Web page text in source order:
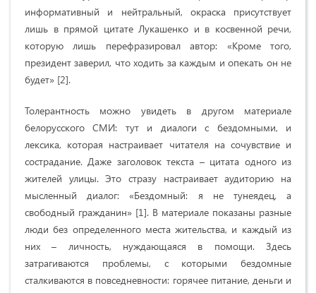
информативный и нейтральный, окраска присутствует
лишь в прямой цитате Лукашенко и в косвенной речи,
которую лишь перефразировал автор: «Кроме того,
президент заверил, что ходить за каждым и опекать он не
будет» [2].
Толерантность можно увидеть в другом материале
белорусского СМИ: тут и диалоги с бездомными, и
лексика, которая настраивает читателя на сочувствие и
сострадание. Даже заголовок текста – цитата одного из
жителей улицы. Это стразу настраивает аудиторию на
мысленный диалог: «Бездомный: я не тунеядец, а
свободный гражданин» [1]. В материале показаны разные
люди без определенного места жительства, и каждый из
них – личность, нуждающаяся в помощи. Здесь
затрагиваются проблемы, с которыми бездомные
сталкиваются в повседневности: горячее питание, деньги и